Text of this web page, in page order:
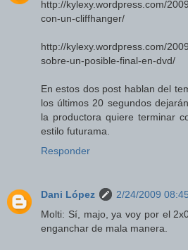
http://kylexy.wordpress.com/
con-un-cliffhanger/
http://kylexy.wordpress.com/
sobre-un-posible-final-en-dvd/
En estos dos post hablan del
los últimos 20 segundos
la productora quiere terminar
estilo futurama.
Responder
Dani López
2/24/2009
Molti: Sí, majo, ya voy por el
enganchar de mala manera.